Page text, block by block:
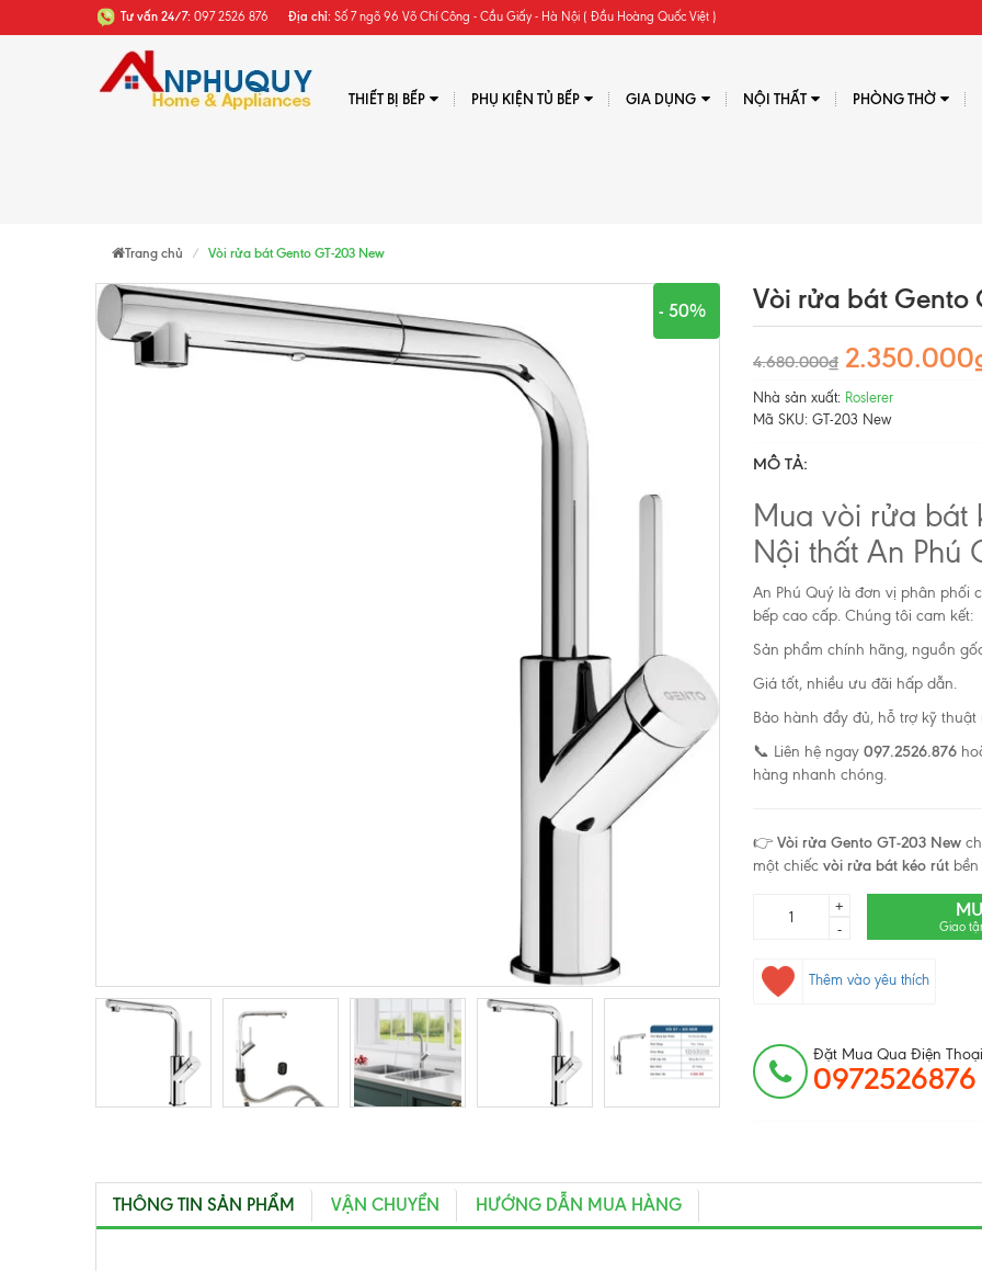
Tư vấn 24/7: 097 2526 876 Địa chỉ: Số 7 ngõ 96 Võ Chí Công - Cầu Giấy - Hà Nội ( Đầu Hoàng Quốc Việt )
THIẾT BỊ BẾP PHỤ KIỆN TỦ BẾP GIA DỤNG NỘI THẤT PHÒNG THỜ
Trang chủ Vòi rửa bát Gento GT-203 New
- 50% Vòi rửa bát Gento
4.680.000₫
Nhà sản xuất: Roslerer
Mã SKU: GT-203 New
MÔ TẢ:
Mua vòi rửa bát
Nội thất An Phú
An Phú Quý là đơn vị phân phối
bếp cao cấp. Chúng tôi cam kết:
Sản phẩm chính hãng, nguồn
Giá tốt, nhiều ưu đãi hấp dẫn.
Bảo hành đầy đủ, hỗ trợ kỹ
📞 Liên hệ ngay 097.2526.876
hàng nhanh chóng.
👉 Vòi rửa Gento GT-203 New
một chiếc vòi rửa bát kéo rút
+
-
Giao
Thêm vào yêu thích
Đặt Mua Qua Điện
0972526876
THÔNG TIN SẢN PHẨM VẬN CHUYỂN HƯỚNG DẪN MUA HÀNG